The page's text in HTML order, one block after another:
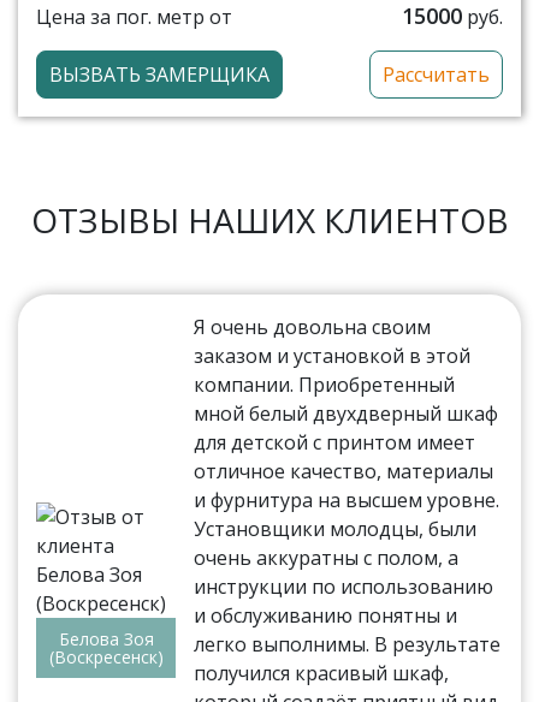
Цена за пог. метр от
15000 руб.
ВЫЗВАТЬ ЗАМЕРЩИКА Рассчитать
ОТЗЫВЫ НАШИХ КЛИЕНТОВ
Белова Зоя
(Воскресенск)
Я очень довольна своим
заказом и установкой в этой
компании. Приобретенный
мной белый двухдверный шкаф
для детской с принтом имеет
отличное качество, материалы
и фурнитура на высшем уровне.
Установщики молодцы, были
очень аккуратны с полом, а
инструкции по использованию
и обслуживанию понятны и
легко выполнимы. В результате
получился красивый шкаф,